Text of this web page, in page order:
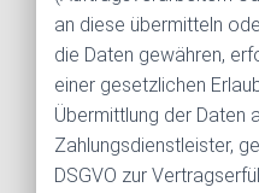
an diese übermitteln
die Daten gewähren,
einer gesetzlichen
Übermittlung der Daten
Zahlungsdienstleister,
DSGVO zur